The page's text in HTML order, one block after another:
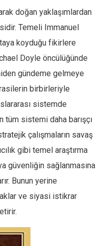
doğan yaklaşımlardan
Temeli Immanuel
koyduğu fikirlere
Doyle öncülüğünde
gündeme gelmeye
birbirleriyle
sistemde
tüm sistemi daha barışçı
çalışmaların savaş
gibi temel araştırma
güvenliğin sağlanmasına
Bunun yerine
ve siyasi istikrar